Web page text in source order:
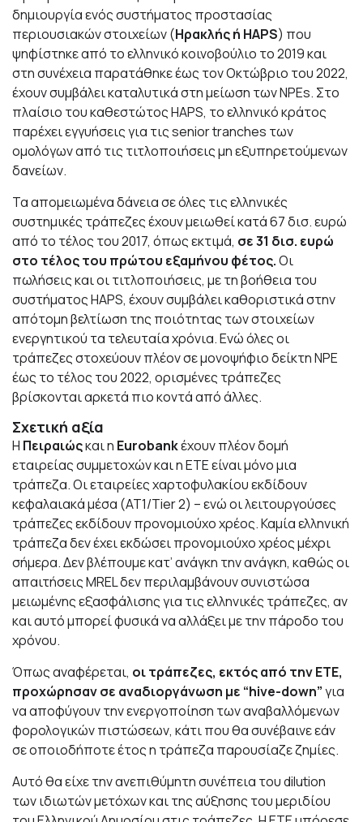
δημιουργία ενός συστήματος προστασίας
περιουσιακών στοιχείων (Ηρακλής ή HAPS) που
ψηφίστηκε από το ελληνικό κοινοβούλιο το 2019 και
στη συνέχεια παρατάθηκε έως τον Οκτώβριο του 2022,
έχουν συμβάλει καταλυτικά στη μείωση των NPEs. Στο
πλαίσιο του καθεστώτος HAPS, το ελληνικό κράτος
παρέχει εγγυήσεις για τις senior tranches των
ομολόγων από τις τιτλοποιήσεις μη εξυπηρετούμενων
δανείων.
Τα απομειωμένα δάνεια σε όλες τις ελληνικές
συστημικές τράπεζες έχουν μειωθεί κατά 67 δισ. ευρώ
από το τέλος του 2017, όπως εκτιμά, σε 31 δισ. ευρώ
στο τέλος του πρώτου εξαμήνου φέτος.Οι
πωλήσεις και οι τιτλοποιήσεις, με τη βοήθεια του
συστήματος HAPS, έχουν συμβάλει καθοριστικά στην
απότομη βελτίωση της ποιότητας των στοιχείων
ενεργητικού τα τελευταία χρόνια. Ενώ όλες οι
τράπεζες στοχεύουν πλέον σε μονοψήφιο δείκτη NPE
έως το τέλος του 2022, ορισμένες τράπεζες
βρίσκονται αρκετά πιο κοντά από άλλες.
Σχετική αξία
Η Πειραιώςκαι η Eurobankέχουν πλέον δομή
εταιρείας συμμετοχών και η ΕΤΕ είναι μόνο μια
τράπεζα. Οι εταιρείες χαρτοφυλακίου εκδίδουν
κεφαλαιακά μέσα (AT1/Tier 2) – ενώ οι λειτουργούσες
τράπεζες εκδίδουν προνομιούχο χρέος. Καμία ελληνική
τράπεζα δεν έχει εκδώσει προνομιούχο χρέος μέχρι
σήμερα. Δεν βλέπουμε κατ’ ανάγκη την ανάγκη, καθώς οι
απαιτήσεις MREL δεν περιλαμβάνουν συνιστώσα
μειωμένης εξασφάλισης για τις ελληνικές τράπεζες, αν
και αυτό μπορεί φυσικά να αλλάξει με την πάροδο του
χρόνου.
Όπως αναφέρεται, οι τράπεζες, εκτός από την ΕΤΕ,
προχώρησαν σε αναδιοργάνωση με “hive-down”για
να αποφύγουν την ενεργοποίηση των αναβαλλόμενων
φορολογικών πιστώσεων, κάτι που θα συνέβαινε εάν
σε οποιοδήποτε έτος η τράπεζα παρουσίαζε ζημίες.
Αυτό θα είχε την ανεπιθύμητη συνέπεια του dilution
των ιδιωτών μετόχων και της αύξησης του μεριδίου